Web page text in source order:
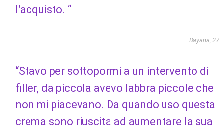
l’acquisto. “
Dayana, 27:
“Stavo per sottopormi a un intervento di
filler, da piccola avevo labbra piccole che
non mi piacevano. Da quando uso questa
crema sono riuscita ad aumentare la sua